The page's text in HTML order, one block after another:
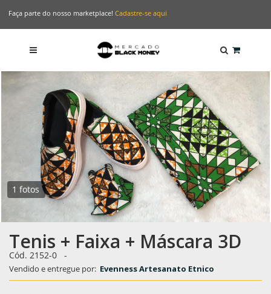
Faça parte do nosso marketplace! Cadastre-se aqui
1 fotos
Tenis + Faixa + Máscara 3D
Cód. 2152-0 -
Vendido e entregue por: Evenness Artesanato Etnico